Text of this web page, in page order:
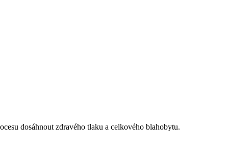
dosáhnout zdravého tlaku a celkového blahobytu.